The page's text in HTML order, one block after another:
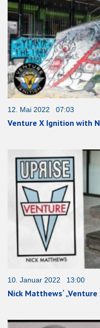
12. Mai 2022 07:03
Venture X Ignition with
10. Januar 2022 13:00
Nick Matthews‘